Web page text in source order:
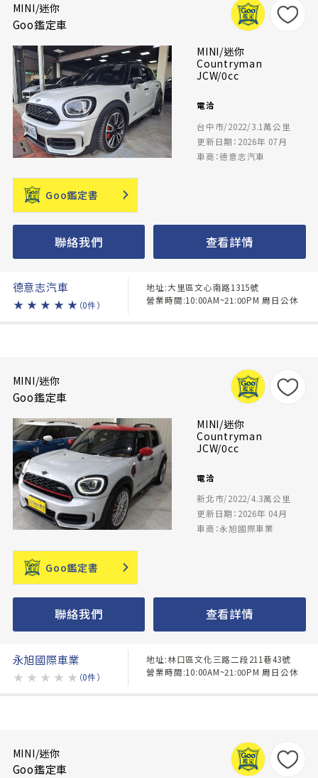
MINI/迷你
Goo鑑定車
MINI/迷你
Countryman
JCW/0cc
電洽
台中市/2022/3.1萬公里
更新日期：2026年 07月
車商：德意志汽車
Goo鑑定書
聯絡我們 查看詳情
德意志汽車
★ ★ ★ ★ ★ （0件）
地址:大里區文心南路1315號
營業時間:10:00AM~21:00PM 周日公休
MINI/迷你
Goo鑑定車
MINI/迷你
Countryman
JCW/0cc
電洽
新北市/2022/4.3萬公里
更新日期：2026年 04月
車商：永旭國際車業
Goo鑑定書
聯絡我們 查看詳情
永旭國際車業
★ ★ ★ ★ ★ （0件）
地址:林口區文化三路二段211巷43號
營業時間:10:00AM~21:00PM 周日公休
MINI/迷你
Goo鑑定車